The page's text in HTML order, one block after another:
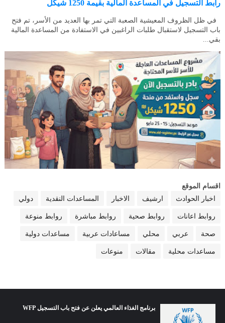
رابط التسجيل في المساعدة المالية بقيمة 1250 شيكل
في ظل الظروف المعيشية الصعبة التي تمر بها العديد من الأسر، تم فتح
باب التسجيل لاستقبال طلبات الراغبين في الاستفادة من المساعدة المالية
بقي...
اقسام الموقع
اخبار الحوادث
ارشيف الاخبار المساعدات النقدية دولي
روابط اعانات روابط صحية روابط مباشرة روابط منوعة
صحة عربي محلي مساعادات عربية مساعدات دولية
مساعدات محلية مقالات منوعات
برنامج الغذاء العالمي يعلن عن فتح باب التسجيل WFP